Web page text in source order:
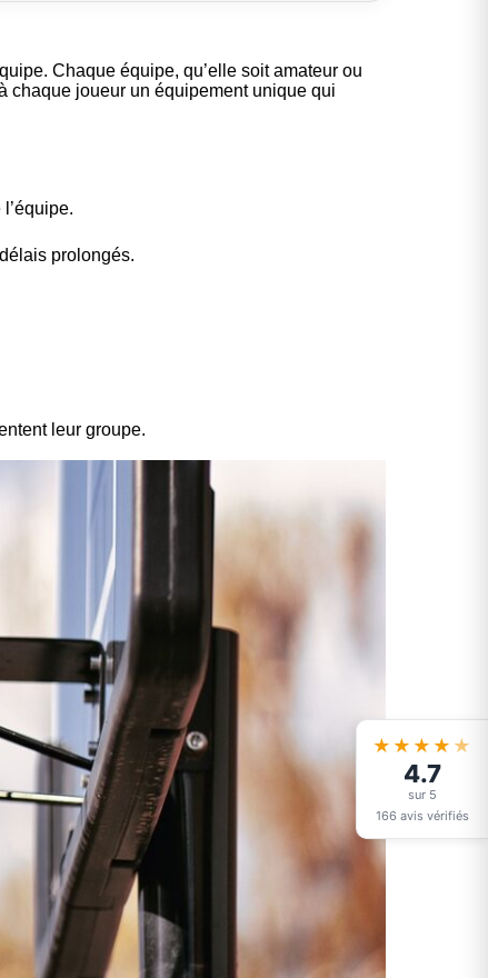
Chaque équipe, qu’elle soit amateur ou
chaque joueur un équipement unique qui
prolongés.
leur groupe.
★★★★ ★
4.7
sur 5
166 avis vérifiés